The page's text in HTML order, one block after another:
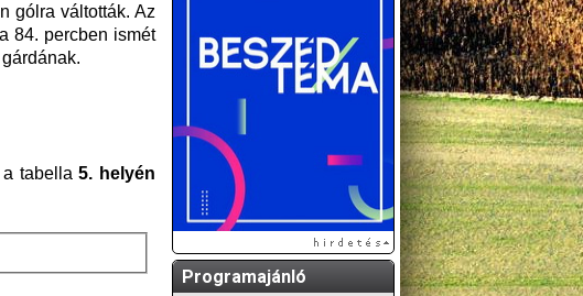
gólra váltották. Az
84. percben ismét
a tabella5. helyén
Programajánló